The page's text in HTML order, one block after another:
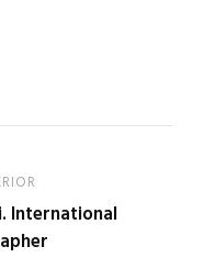
International